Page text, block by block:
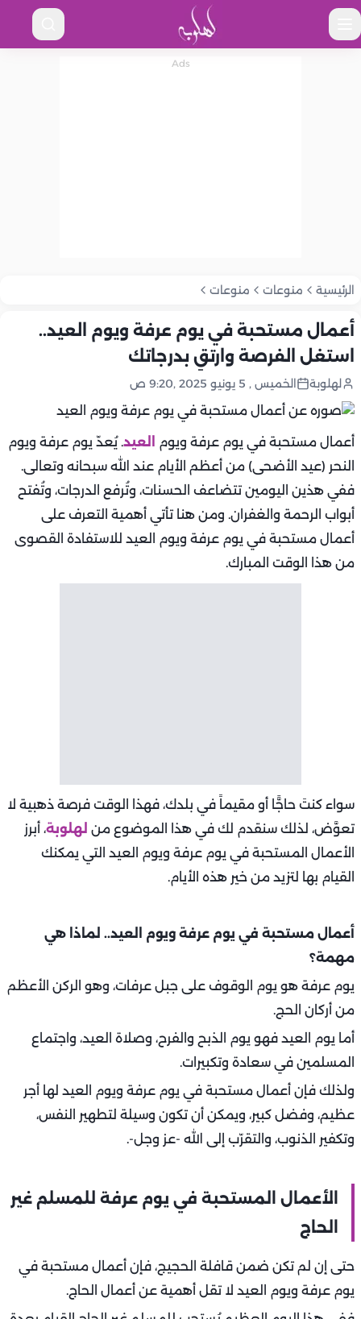
الرئيسية منوعات منوعات
أعمال مستحبة في يوم عرفة ويوم العيد..
استغل الفرصة وارتقِ بدرجاتك
لهلوبة الخميس , 5 يونيو 2025 ,9:20 ص
أعمال مستحبة في يوم عرفة ويوم العيد. يُعدّ يوم عرفة ويوم
النحر (عيد الأضحى) من أعظم الأيام عند الله سبحانه وتعالى.
ففي هذين اليومين تتضاعف الحسنات، وتُرفع الدرجات، وتُفتح
أبواب الرحمة والغفران. ومن هنا تأتي أهمية التعرف على
أعمال مستحبة في يوم عرفة ويوم العيد للاستفادة القصوى
من هذا الوقت المبارك.
سواء كنتَ حاجًّا أو مقيماً في بلدك، فهذا الوقت فرصة ذهبية لا
تعوَّض، لذلك سنقدم لك في هذا الموضوع من لهلوبة، أبرز
الأعمال المستحبة في يوم عرفة ويوم العيد التي يمكنك
القيام بها لتزيد من خير هذه الأيام.
أعمال مستحبة في يوم عرفة ويوم العيد.. لماذا هي
مهمة؟
يوم عرفة هو يوم الوقوف على جبل عرفات، وهو الركن الأعظم
من أركان الحج.
أما يوم العيد فهو يوم الذبح والفرح، وصلاة العيد، واجتماع
المسلمين في سعادة وتكبيرات.
ولذلك فإن أعمال مستحبة في يوم عرفة ويوم العيد لها أجر
عظيم، وفضل كبير، ويمكن أن تكون وسيلة لتطهير النفس،
وتكفير الذنوب، والتقرّب إلى الله -عز وجل-.
الأعمال المستحبة في يوم عرفة للمسلم غير
الحاج
حتى إن لم تكن ضمن قافلة الحجيج، فإن أعمال مستحبة في
يوم عرفة ويوم العيد لا تقل أهمية عن أعمال الحاج.